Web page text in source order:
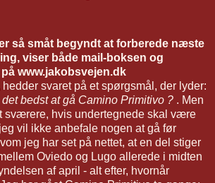
så småt begyndt at forberede næste
viser både mail-boksen og
www.jakobsvejen.dk
hedder svaret på et spørgsmål, der lyder:
bedst at gå Camino Primitivo ? . Men
sværere, hvis undertegnede skal være
vil ikke anbefale nogen at gå før
jeg har set på nettet, at en del stiger
Oviedo og Lugo allerede i midten
af april - alt efter, hvornår